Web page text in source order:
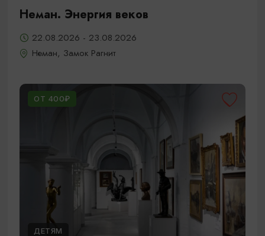
Неман. Энергия веков
22.08.2026 - 23.08.2026
Неман, Замок Рагнит
ОТ 400₽
ДЕТЯМ